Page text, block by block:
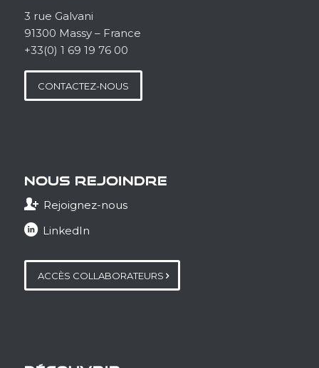
3 rue Galvani
91300 Massy – France
+33(0) 1 69 19 76 00
CONTACTEZ-NOUS
NOUS REJOINDRE
Rejoignez-nous
LinkedIn
ACCÈS COLLABORATEURS